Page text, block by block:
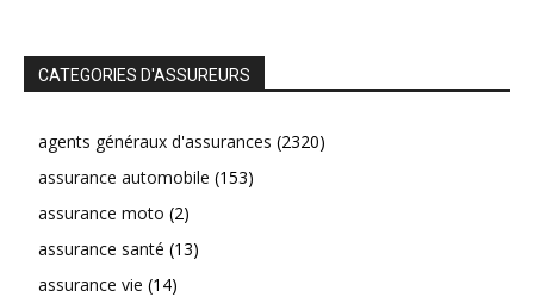
CATEGORIES D'ASSUREURS
agents généraux d'assurances (2320)
assurance automobile (153)
assurance moto (2)
assurance santé (13)
assurance vie (14)